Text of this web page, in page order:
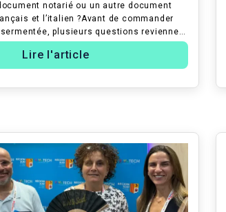
notarié ou un autre document
et l’italien ?Avant de commander
plusieurs questions reviennent
Lire l'article